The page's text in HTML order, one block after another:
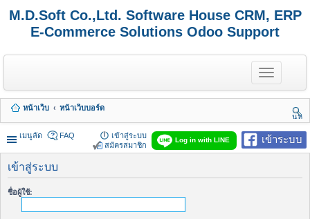
M.D.Soft Co.,Ltd. Software House CRM, ERP
E-Commerce Solutions Odoo Support
T
o
g
e
n
a
v
g
หน้าเว็บ
หน้าเว็บบอร์ด
นห
า
เมนูลัด
เข้าระบบ
Log in with LINE
FAQ
เข้าสู่ระบบ
สมัครสมาชิก
เข้าสู่ระบบ
ชื่อผู้ใช้: